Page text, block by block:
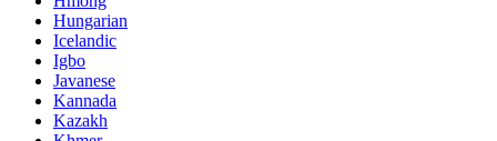
Hungarian
Icelandic
Igbo
Javanese
Kannada
Kazakh